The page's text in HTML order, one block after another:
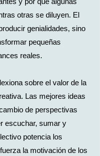
otras se diluyen. El
genialidades, sino
pequeñas
reales.
sobre el valor de la
Las mejores ideas
de perspectivas
escuchar, sumar y
potencia los
la motivación de los